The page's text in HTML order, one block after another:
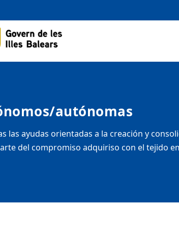
autónomas
ayudas orientadas a la creación y
del compromiso adquiriso con el tejido